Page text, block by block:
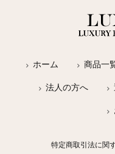
ホーム 商品一
法人の方へ
特定商取引法に関